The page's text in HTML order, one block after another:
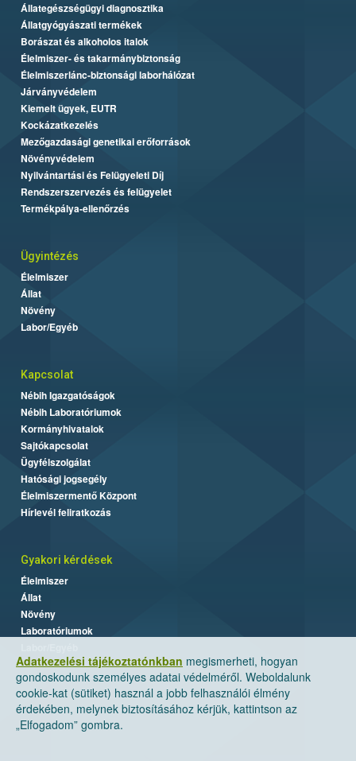
Adatkezelési tájékoztatónkban megismerheti, hogyan
gondoskodunk személyes adatai védelméről. Weboldalunk
cookie-kat (sütiket) használ a jobb felhasználói élmény
érdekében, melynek biztosításához kérjük, kattintson az
„Elfogadom” gombra.
Állategészségügyi diagnosztika
Állatgyógyászati termékek
Borászat és alkoholos italok
Élelmiszer- és takarmánybiztonság
Élelmiszerlánc-biztonsági laborhálózat
Járványvédelem
Kiemelt ügyek, EUTR
Kockázatkezelés
Mezőgazdasági genetikai erőforrások
Növényvédelem
Nyilvántartási és Felügyeleti Díj
Rendszerszervezés és felügyelet
Termékpálya-ellenőrzés
Ügyintézés
Élelmiszer
Állat
Növény
Labor/Egyéb
Kapcsolat
Nébih Igazgatóságok
Nébih Laboratóriumok
Kormányhivatalok
Sajtókapcsolat
Ügyfélszolgálat
Hatósági jogsegély
Élelmiszermentő Központ
Hírlevél feliratkozás
Gyakori kérdések
Élelmiszer
Állat
Növény
Laboratóriumok